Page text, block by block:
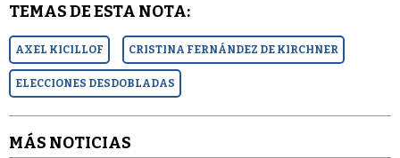
TEMAS DE ESTA NOTA:
AXEL KICILLOF CRISTINA FERNÁNDEZ DE KIRCHNER
ELECCIONES DESDOBLADAS
MÁS NOTICIAS